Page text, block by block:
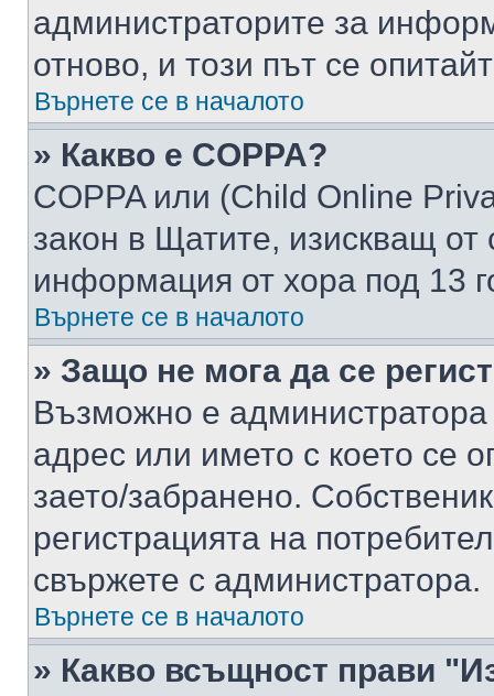
администраторите за
отново, и този път се
Върнете се в началото
» Какво е COPPA?
COPPA или (Child Online
закон в Щатите, изискващ от
информация от хора под 13
Върнете се в началото
» Защо не мога да се
Възможно е
адрес или името с което се
заето/забранено.
регистрацията на
свържете с администратора.
Върнете се в началото
» Какво всъщност прави